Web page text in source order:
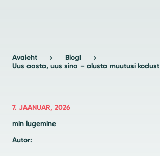
Avaleht
Blogi
Uus aasta, uus sina – alusta muutusi kodust
7. JAANUAR, 2026
min lugemine
Autor: